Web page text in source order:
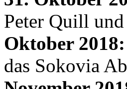
Peter Quill
Oktober 2018:
das Sokovia